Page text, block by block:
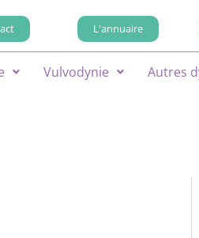
L'annuaire
Vulvodynie Autres